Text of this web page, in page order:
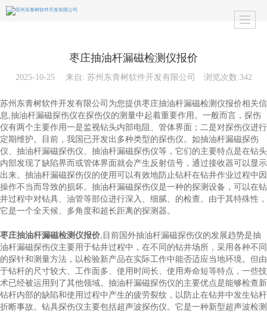
枣庄抽油杆漏磁检测仪报价
2025-10-25 来自: 苏州东青树软件开发有限公司 浏览次数:342
苏州东青树软件开发有限公司为您提供枣庄抽油杆漏磁检测仪报价相关信
息,抽油杆漏磁探伤仪在探伤仪的测量中起着重要作用。一般而言，探伤
仪有两个主要作用一是监视钻头内部电阻、管体界面；二是对探伤仪进行
定期维护。目前，我国已开发出多种类型的探伤仪。如抽油杆漏磁探伤
仪、抽油杆漏磁探伤仪、抽油杆漏磁探伤仪等，它们的主要特点是在钻头
内部发现了缺陷界而或管体界面就会产生反射信号，通过接收器可以显示
出来。抽油杆漏磁探伤仪的使用可以有效地防止钻杆在钻井作业过程中因
操作不当而导致的损坏。抽油杆漏磁探伤仪是一种的探测设备，可以在钻
井过程中对钻具、油管等部位进行深入、细腻、的检查。由于其特殊性，
它是一个全天候、多角度和超长距离的探测器。
枣庄抽油杆漏磁检测仪报价,目前国外抽油杆漏磁探伤仪的发展趋势是抽
油杆漏磁探伤仪主要用于钻井过程中，在不同的钻井场所，采用各种不同
的探针和测量方法，以检验新产品在实际工作中能否适应当地环境。但由
于钻杆的尺寸较大、工作面多、使用时间长、使用寿命短等特点，一些技
术已经被运用到了其他领域。抽油杆漏磁探伤仪的主要优点是能够检查新
钻杆内部的缺陷和使用过程中产生的疲劳裂纹，以防止在钻井中发生钻杆
折断事故。钻具探伤仪主要包括超声波探伤仪。它是一种新型超声波检测